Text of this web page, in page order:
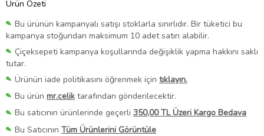
Ürün Özeti
Bu ürünün kampanyalı satışı stoklarla sınırlıdır. Bir tüketici bu
kampanya stoğundan maksimum 10 adet satın alabilir.
Çiçeksepeti kampanya koşullarında değişiklik yapma hakkını saklı
tutar.
Ürünün iade politikasını öğrenmek için tıklayın.
Bu ürün mr.celik tarafından gönderilecektir.
Bu satıcının ürünlerinde geçerli 350,00 TL Üzeri Kargo Bedava
Bu Satıcının Tüm Ürünlerini Görüntüle